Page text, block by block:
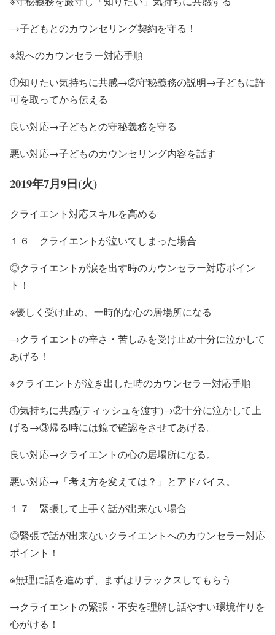
→子どもとのカウンセリング契約を守る！
※親へのカウンセラー対応手順
①知りたい気持ちに共感→②守秘義務の説明→子どもに許
可を取ってから伝える
良い対応→子どもとの守秘義務を守る
悪い対応→子どものカウンセリング内容を話す
2019年7月9日(火)
クライエント対応スキルを高める
１６ クライエントが泣いてしまった場合
◎クライエントが涙を出す時のカウンセラー対応ポイン
ト！
※優しく受け止め、一時的な心の居場所になる
→クライエントの辛さ・苦しみを受け止め十分に泣かして
あげる！
※クライエントが泣き出した時のカウンセラー対応手順
①気持ちに共感(ティッシュを渡す)→②十分に泣かして上
げる→③帰る時には鏡で確認をさせてあげる。
良い対応→クライエントの心の居場所になる。
悪い対応→「考え方を変えては？」とアドバイス。
１７ 緊張して上手く話が出来ない場合
◎緊張で話が出来ないクライエントへのカウンセラー対応
ポイント！
※無理に話を進めず、まずはリラックスしてもらう
→クライエントの緊張・不安を理解し話やすい環境作りを
心がける！